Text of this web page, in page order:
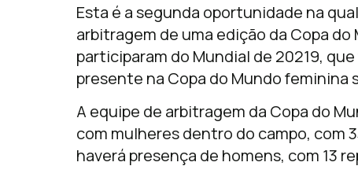
Esta é a segunda oportunidade na
arbitragem de uma edição da Copa
participaram do Mundial de 20219,
presente na Copa do Mundo feminina
A equipe de arbitragem da Copa do
com mulheres dentro do campo, com
haverá presença de homens, com 13